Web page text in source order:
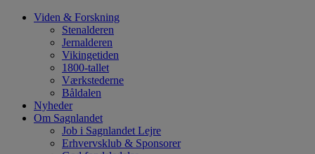
Hop
Viden & Forskning
Stenalderen
Jernalderen
Vikingetiden
1800-tallet
Værkstederne
Båldalen
Nyheder
Om Sagnlandet
Job i Sagnlandet Lejre
Erhvervsklub & Sponsorer